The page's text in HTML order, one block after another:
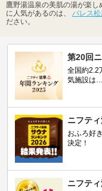
鷹野湯温泉の美肌の湯が楽
に人気があるのは、 パレス
ださい。
第20回
全国約2.2
気施設は…
ニフテ
おふろ好
決定！
ニフテ